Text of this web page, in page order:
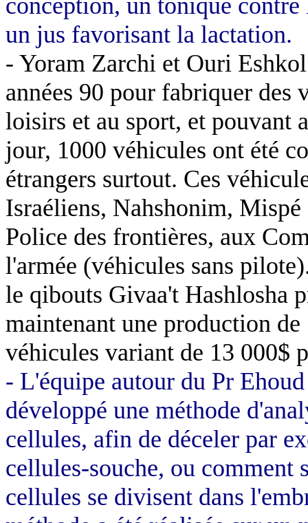
un jus favorisant la lactation.
- Yoram Zarchi et Ouri
années 90 pour fabriquer des
loisirs et au sport, et pouvant
jour, 1000 véhicules ont été
étrangers surtout. Ces
Israéliens, Nahshonim,
Police des frontières, aux
l'armée (véhicules sans
le qibouts Givaa't Hashlosha
maintenant une production
véhicules variant de 13 000$
- L'équipe autour du Pr
développé une méthode
cellules, afin de déceler par
cellules-souche, ou comment
cellules se divisent dans